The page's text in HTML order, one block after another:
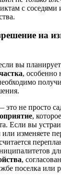
с соседями
на
вы
, особенно
это не просто
,
Если вы
изменяете
,
поселка или